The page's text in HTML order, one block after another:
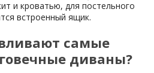
и кроватью, для постельного
встроенный ящик.
самые
диваны?